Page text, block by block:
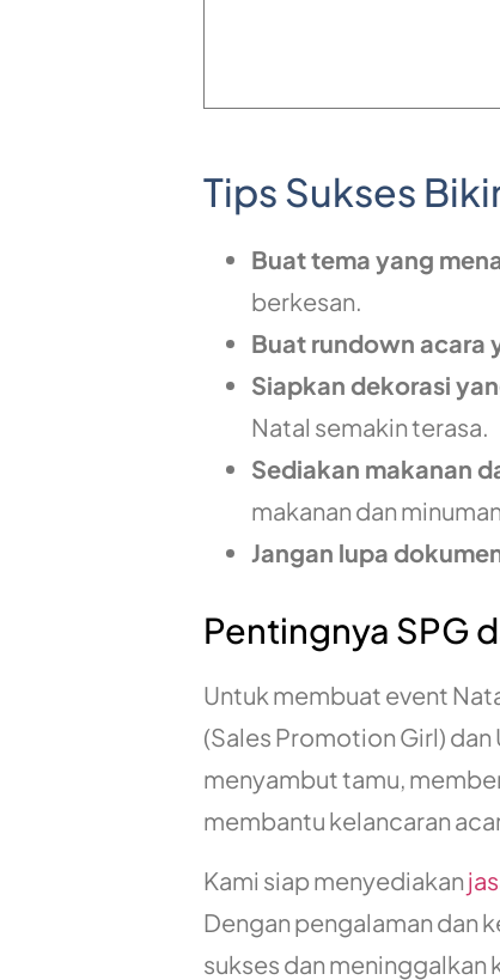
Tips Sukses
Buat tema yang
berkesan.
Buat rundown acara
Siapkan dekorasi
Natal semakin terasa.
Sediakan makanan
makanan dan
Jangan lupa
Pentingnya SPG
Untuk membuat event
(Sales Promotion Girl)
menyambut tamu,
membantu kelancaran
Kami siap menyediakan
Dengan pengalaman dan
sukses dan meninggalkan